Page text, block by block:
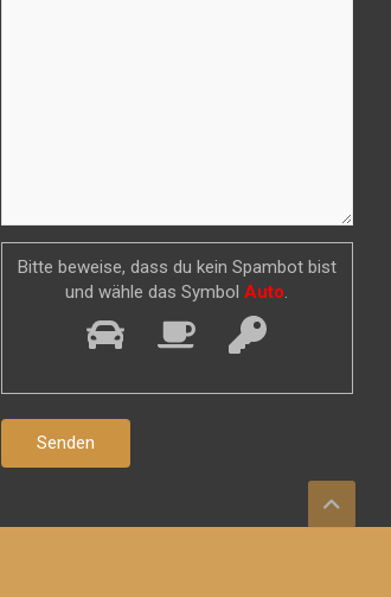
Bitte beweise, dass du kein Spambot bist
und wähle das Symbol Auto.